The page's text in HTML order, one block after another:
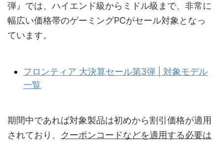
弾』では、ハイエンド級からミドル級まで、非常に
幅広い価格帯のゲーミングPCがセール対象となっ
ています。
フロンティア 大決算セール第3弾 | 対象モデル
一覧
期間中であれば対象製品は初めから割引価格が適用
されており、 クーポンコードなどを適用する必要は